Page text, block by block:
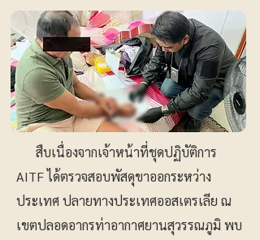
สืบเนื่องจากเจ้าหน้าที่ชุดปฏิบัติการ
AITF ได้ตรวจสอบพัสดุขาออกระหว่าง
ประเทศ ปลายทางประเทศออสเตรเลีย ณ
เขตปลอดอากรท่าอากาศยานสุวรรณภูมิ พบ